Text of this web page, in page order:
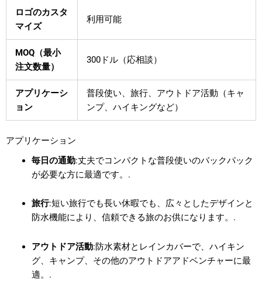
ロゴのカスタ
マイズ
利用可能
MOQ（最小
注文数量）
300ドル（応相談）
アプリケーシ
ョン
普段使い、旅行、アウトドア活動（キャ
ンプ、ハイキングなど）
アプリケーション
毎日の通勤:丈夫でコンパクトな普段使いのバックパック
が必要な方に最適です。.
旅行:短い旅行でも長い休暇でも、広々としたデザインと
防水機能により、信頼できる旅のお供になります。.
アウトドア活動:防水素材とレインカバーで、ハイキン
グ、キャンプ、その他のアウトドアアドベンチャーに最
適。.